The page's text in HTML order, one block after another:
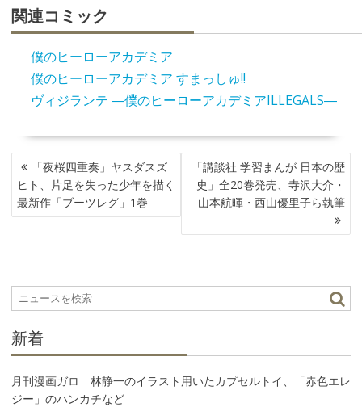
関連コミック
僕のヒーローアカデミア
僕のヒーローアカデミア すまっしゅ!!
ヴィジランテ ―僕のヒーローアカデミアILLEGALS―
投
稿
ナ
ビ
ョ
ン
「夜桜四重奏」ヤスダスズ
ヒト、片足を失った少年を描く
最新作「ブーツレグ」1巻
「講談社 学習まんが 日本の歴
史」全20巻発売、寺沢大介・
山本航暉・西山優里子ら執筆
新着
月刊漫画ガロ 林静一のイラスト用いたカプセルトイ、「赤色エレ
ジー」のハンカチなど